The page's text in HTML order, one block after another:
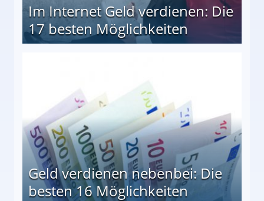
Im Internet Geld verdienen: Die
17 besten Möglichkeiten
Geld verdienen nebenbei: Die
besten 16 Möglichkeiten